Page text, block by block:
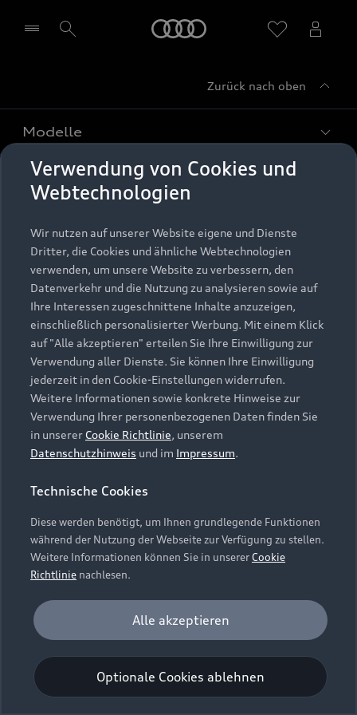
Verwendung von Cookies und
Webtechnologien
Wir nutzen auf unserer Website eigene und Dienste
Dritter, die Cookies und ähnliche Webtechnologien
verwenden, um unsere Website zu verbessern, den
Datenverkehr und die Nutzung zu analysieren sowie auf
Ihre Interessen zugeschnittene Inhalte anzuzeigen,
einschließlich personalisierter Werbung. Mit einem Klick
auf "Alle akzeptieren" erteilen Sie Ihre Einwilligung zur
Verwendung aller Dienste. Sie können Ihre Einwilligung
jederzeit in den Cookie-Einstellungen widerrufen.
Weitere Informationen sowie konkrete Hinweise zur
Verwendung Ihrer personenbezogenen Daten finden Sie
in unserer Cookie Richtlinie, unserem
Datenschutzhinweis und im Impressum.
Technische Cookies
Diese werden benötigt, um Ihnen grundlegende Funktionen
während der Nutzung der Webseite zur Verfügung zu stellen.
Weitere Informationen können Sie in unsererCookie
Richtlinie nachlesen.
Analyse und Statistik
Performance Cookies sammeln Informationen
darüber, wie unsere Webseite genutzt wird (z. B.
Anzahl der Besuche, Verweildauer). Diese Cookies
werden zur Optimierung der Webseite verwendet.
Optionale Cookies ablehnen
Alle akzeptieren
Zurück nach oben
Modelle
Alle Modelle
Elektromodelle
Plug-in-Hybride
Kaufen & leasen
Neuwagensuche
Gebrauchtwagensuche
Gebrauchtwagen
Finanzierung
Aktionen & Angebote
Geschäftskunden
Saisonale Angebote
Audi Services
Garantie
Audi digital services
myAudi
Support
Kundenservice
Händlersuche
Audi Code
Häufige Fragen (FAQ)
Audi Online Beratung
Bordbuch & Bedienungsanleitungen
Verträge kündigen
Vertrag widerrufen
Über Audi
Unternehmen
Karriere
Investor Relations
Presse & Media Center
Datenschutz
Audi erleben
Newsletter
© 2026 AUDI AG. Alle Rechte vorbehalten
Datenschutzinformation
Cookie-Richtlinie
Barrierefreiheit
Digital Services Act
EU Data Act
Embleme am Fahrzeug bei allen Abbildungen auf dieser
Webseite kann abweichen.